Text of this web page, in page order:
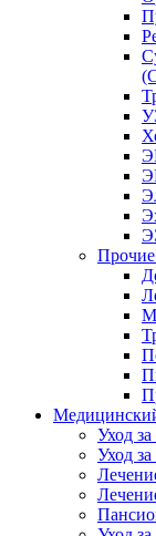
Прочие
Уход
Уход